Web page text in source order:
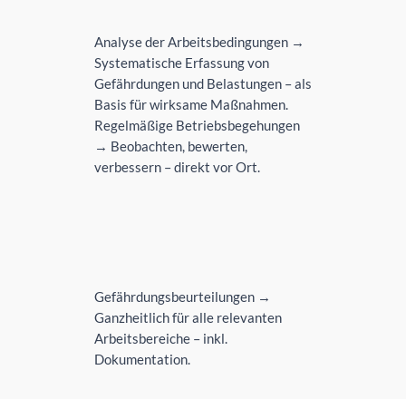
Analyse der Arbeitsbedingungen →
Systematische Erfassung von
Gefährdungen und Belastungen – als
Basis für wirksame Maßnahmen.
Regelmäßige Betriebsbegehungen
→ Beobachten, bewerten,
verbessern – direkt vor Ort.
Gefährdungsbeurteilungen →
Ganzheitlich für alle relevanten
Arbeitsbereiche – inkl.
Dokumentation.